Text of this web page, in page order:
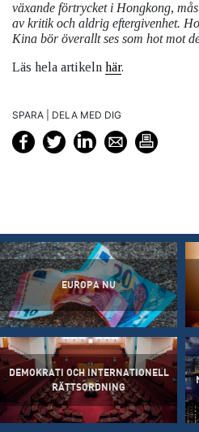
växande förtrycket i Hongkong,
av kritik och aldrig eftergivenhet.
Kina bör överallt ses som hot mot
Läs hela artikeln här.
SPARA | DELA MED DIG
EUROPA NU
DEMOKRATI OCH INTERNATIONELL
RÄTTSORDNING